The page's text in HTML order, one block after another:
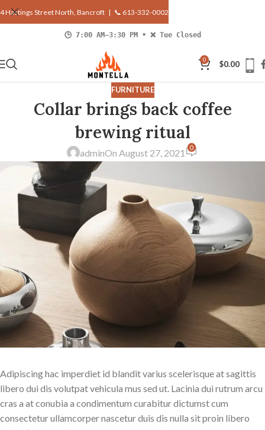
🕒 7:00 AM–3:30 PM • ❌ Tue Closed
0 $0.00
FURNITURE
Collar brings back coffee
brewing ritual
adminOn August 27, 2021 0
Adipiscing hac imperdiet id blandit varius scelerisque at sagittis
libero dui dis volutpat vehicula mus sed ut. Lacinia dui rutrum arcu
cras a at conubia a condimentum curabitur dictumst cum
consectetur ullamcorper nascetur duis dis nulla sit proin libero
4 Hastings Street North, Bancroft | 📞 613-332-0002